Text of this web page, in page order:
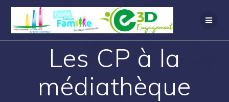
Les CP à la
médiathèque